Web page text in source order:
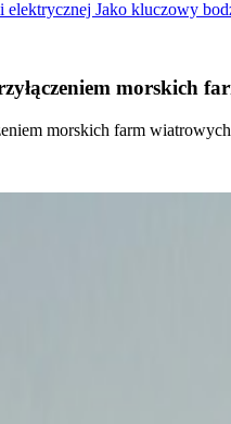
elektrycznej Jako kluczowy
morskich
morskich farm wiatrowych